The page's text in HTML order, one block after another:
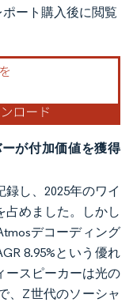
の表示が必要です。
ート購入後に閲覧
が付加価値を獲得
し、2025年のワイ
占めました。しかし
デコーディング
8.95%という優れ
ースピーカーは光の
、Z世代のソーシャ